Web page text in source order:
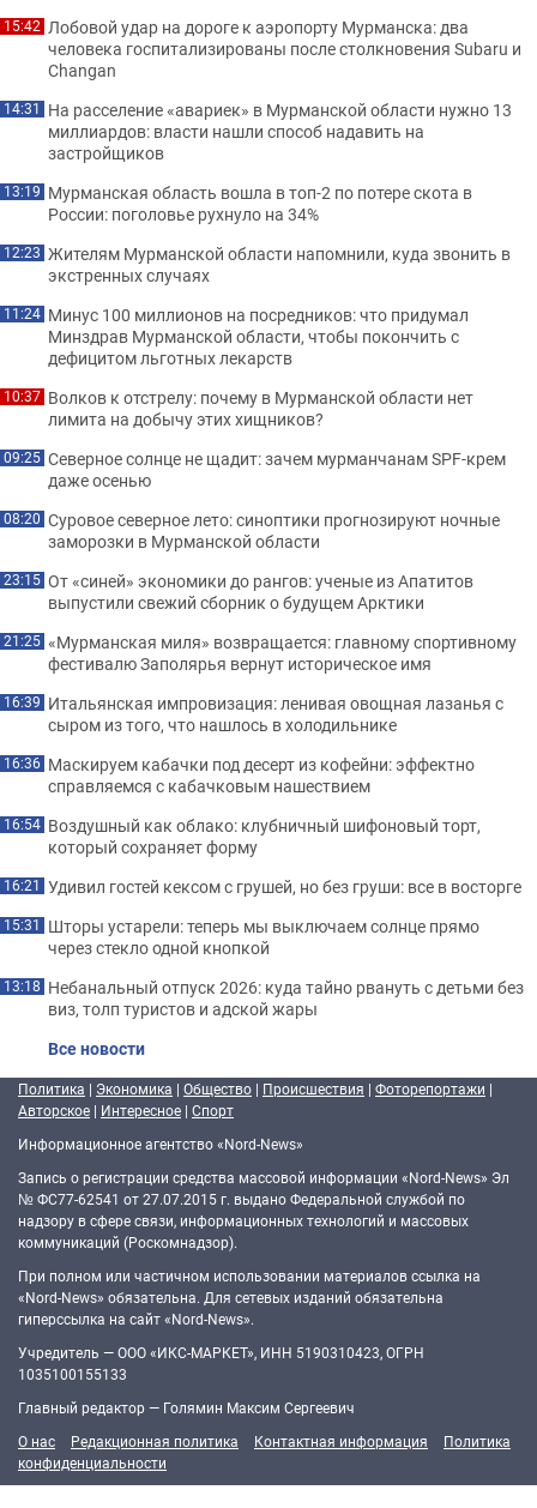
15:42 Лобовой удар на дороге к аэропорту Мурманска: два
человека госпитализированы после столкновения Subaru и
Changan
14:31 На расселение «авариек» в Мурманской области нужно 13
миллиардов: власти нашли способ надавить на
застройщиков
13:19 Мурманская область вошла в топ-2 по потере скота в
России: поголовье рухнуло на 34%
12:23 Жителям Мурманской области напомнили, куда звонить в
экстренных случаях
11:24 Минус 100 миллионов на посредников: что придумал
Минздрав Мурманской области, чтобы покончить с
дефицитом льготных лекарств
10:37 Волков к отстрелу: почему в Мурманской области нет
лимита на добычу этих хищников?
09:25 Северное солнце не щадит: зачем мурманчанам SPF-крем
даже осенью
08:20 Суровое северное лето: синоптики прогнозируют ночные
заморозки в Мурманской области
23:15 От «синей» экономики до рангов: ученые из Апатитов
выпустили свежий сборник о будущем Арктики
21:25 «Мурманская миля» возвращается: главному спортивному
фестивалю Заполярья вернут историческое имя
16:39 Итальянская импровизация: ленивая овощная лазанья с
сыром из того, что нашлось в холодильнике
16:36 Маскируем кабачки под десерт из кофейни: эффектно
справляемся с кабачковым нашествием
16:54 Воздушный как облако: клубничный шифоновый торт,
который сохраняет форму
16:21 Удивил гостей кексом с грушей, но без груши: все в восторге
15:31 Шторы устарели: теперь мы выключаем солнце прямо
через стекло одной кнопкой
13:18 Небанальный отпуск 2026: куда тайно рвануть с детьми без
виз, толп туристов и адской жары
Все новости
Политика | Экономика | Общество | Происшествия | Фоторепортажи |
Авторское | Интересное | Спорт
Информационное агентство «Nord-News»
Запись о регистрации средства массовой информации «Nord-News» Эл
№ ФС77-62541 от 27.07.2015 г. выдано Федеральной службой по
надзору в сфере связи, информационных технологий и массовых
коммуникаций (Роскомнадзор).
При полном или частичном использовании материалов ссылка на
«Nord-News» обязательна. Для сетевых изданий обязательна
гиперссылка на сайт «Nord-News».
Учредитель — ООО «ИКС-МАРКЕТ», ИНН 5190310423, ОГРН
1035100155133
Главный редактор — Голямин Максим Сергеевич
О нас
Редакционная политика Контактная информация
Политика
конфиденциальности